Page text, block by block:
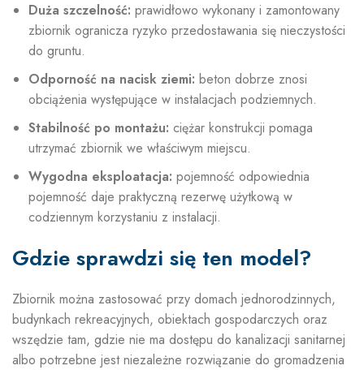
Duża szczelność: prawidłowo wykonany i zamontowany
zbiornik ogranicza ryzyko przedostawania się nieczystości
do gruntu.
Odporność na nacisk ziemi: beton dobrze znosi
obciążenia występujące w instalacjach podziemnych.
Stabilność po montażu: ciężar konstrukcji pomaga
utrzymać zbiornik we właściwym miejscu.
Wygodna eksploatacja: pojemność odpowiednia
pojemność daje praktyczną rezerwę użytkową w
codziennym korzystaniu z instalacji.
Gdzie sprawdzi się ten model?
Zbiornik można zastosować przy domach jednorodzinnych,
budynkach rekreacyjnych, obiektach gospodarczych oraz
wszędzie tam, gdzie nie ma dostępu do kanalizacji sanitarnej
albo potrzebne jest niezależne rozwiązanie do gromadzenia